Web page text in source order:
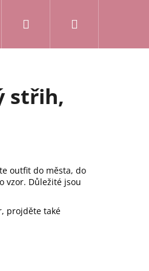
a kardigany
Přihlášení
střih,
outfit do města, do
vzor. Důležité jsou
projděte také